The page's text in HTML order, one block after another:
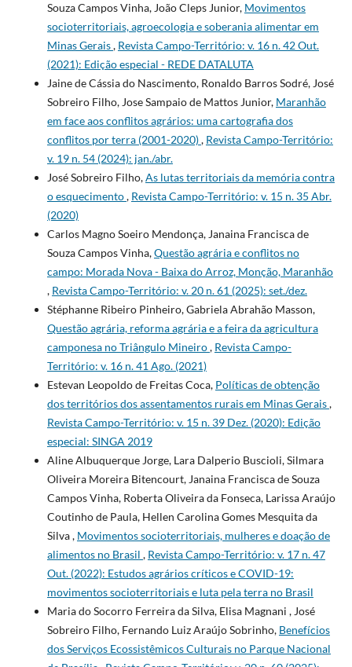
Souza Campos Vinha, João Cleps Junior, Movimentos
socioterritoriais, agroecologia e soberania alimentar em
Minas Gerais, Revista Campo-Território: v. 16 n. 42 Out.
(2021): Edição especial - REDE DATALUTA
Jaine de Cássia do Nascimento, Ronaldo Barros Sodré, José
Sobreiro Filho, Jose Sampaio de Mattos Junior, Maranhão
em face aos conflitos agrários: uma cartografia dos
conflitos por terra (2001-2020), Revista Campo-Território:
v. 19 n. 54 (2024): jan./abr.
José Sobreiro Filho,As lutas territoriais da memória contra
o esquecimento, Revista Campo-Território: v. 15 n. 35 Abr.
(2020)
Carlos Magno Soeiro Mendonça, Janaina Francisca de
Souza Campos Vinha,Questão agrária e conflitos no
campo: Morada Nova - Baixa do Arroz, Monção, Maranhão
, Revista Campo-Território: v. 20 n. 61 (2025): set./dez.
Stéphanne Ribeiro Pinheiro, Gabriela Abrahão Masson,
Questão agrária, reforma agrária e a feira da agricultura
camponesa no Triângulo Mineiro, Revista Campo-
Território: v. 16 n. 41 Ago. (2021)
Estevan Leopoldo de Freitas Coca, Políticas de obtenção
dos territórios dos assentamentos rurais em Minas Gerais,
Revista Campo-Território: v. 15 n. 39 Dez. (2020): Edição
especial: SINGA 2019
Aline Albuquerque Jorge, Lara Dalperio Buscioli, Silmara
Oliveira Moreira Bitencourt, Janaina Francisca de Souza
Campos Vinha, Roberta Oliveira da Fonseca, Larissa Araújo
Coutinho de Paula, Hellen Carolina Gomes Mesquita da
Silva , Movimentos socioterritoriais, mulheres e doação de
alimentos no Brasil , Revista Campo-Território: v. 17 n. 47
Out. (2022): Estudos agrários críticos e COVID-19:
movimentos socioterritoriais e luta pela terra no Brasil
Maria do Socorro Ferreira da Silva, Elisa Magnani , José
Sobreiro Filho, Fernando Luiz Araújo Sobrinho, Benefícios
dos Serviços Ecossistêmicos Culturais no Parque Nacional